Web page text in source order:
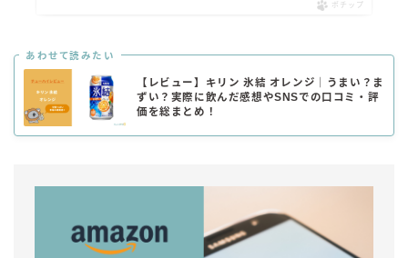
ポチップ
あわせて読みたい
【レビュー】キリン 氷結 オレンジ｜うまい？ま
ずい？実際に飲んだ感想やSNSでの口コミ・評
価を総まとめ！